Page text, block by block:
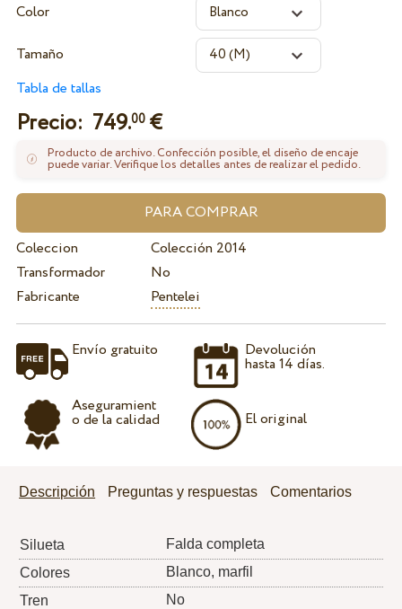
Color
Tamaño
Tabla de tallas
Precio: 749.00€
Producto de archivo. Confección posible, el diseño de encaje
puede variar. Verifique los detalles antes de realizar el pedido.
Coleccion
Colección 2014
Transformador
No
Fabricante
Pentelei
Envío gratuito
Aseguramient
o de la calidad
Devolución
hasta 14 días.
El original
Descripción Preguntas y respuestas Comentarios
Silueta
Falda completa
Colores
Blanco, marfil
Tren
No